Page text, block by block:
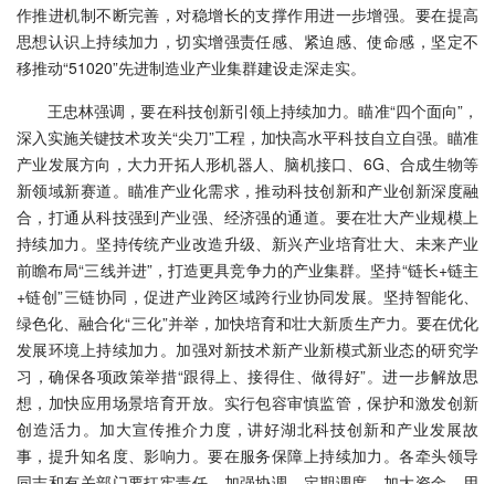
作推进机制不断完善，对稳增长的支撑作用进一步增强。要在提高
思想认识上持续加力，切实增强责任感、紧迫感、使命感，坚定不
移推动“51020”先进制造业产业集群建设走深走实。
王忠林强调，要在科技创新引领上持续加力。瞄准“四个面向”，
深入实施关键技术攻关“尖刀”工程，加快高水平科技自立自强。瞄准
产业发展方向，大力开拓人形机器人、脑机接口、6G、合成生物等
新领域新赛道。瞄准产业化需求，推动科技创新和产业创新深度融
合，打通从科技强到产业强、经济强的通道。 要在壮大产业规模上
持续加力。 坚持传统产业改造升级、新兴产业培育壮大、未来产业
前瞻布局“三线并进”，打造更具竞争力的产业集群。坚持“链长+链主
+链创”三链协同，促进产业跨区域跨行业协同发展。坚持智能化、
绿色化、融合化“三化”并举，加快培育和壮大新质生产力。 要在优化
发展环境上持续加力。 加强对新技术新产业新模式新业态的研究学
习，确保各项政策举措“跟得上、接得住、做得好”。进一步解放思
想，加快应用场景培育开放。实行包容审慎监管，保护和激发创新
创造活力。加大宣传推介力度，讲好湖北科技创新和产业发展故
事，提升知名度、影响力。要在服务保障上持续加力。各牵头领导